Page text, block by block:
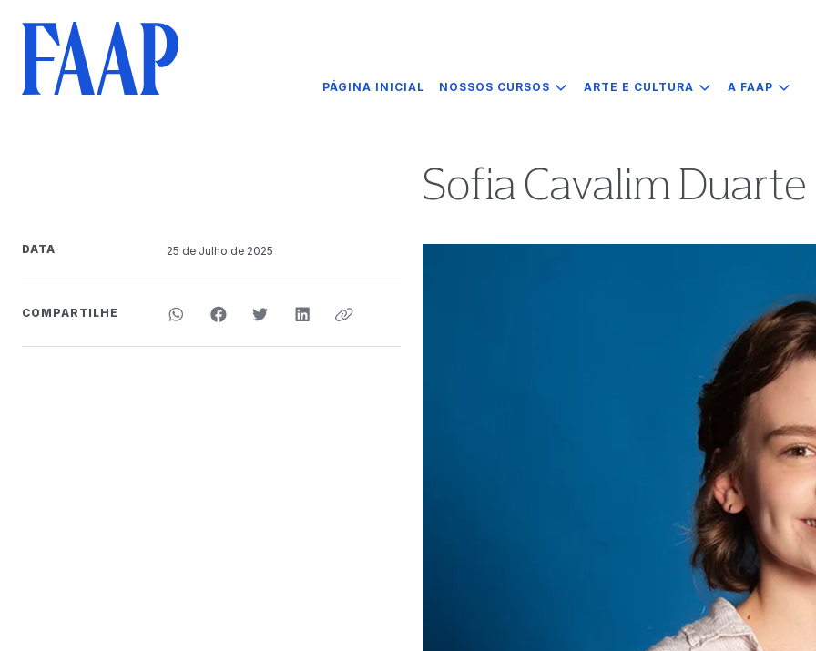
PÁGINA INICIAL NOSSOS CURSOS ARTE E CULTURA A FAAP
Sofia Cavalim Duarte
DATA 25 de Julho de 2025
COMPARTILHE